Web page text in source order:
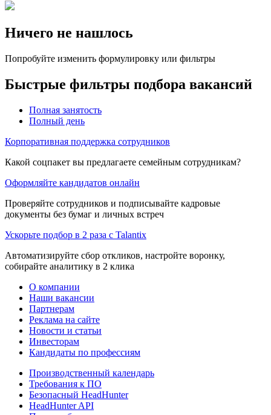
Ничего не нашлось
Попробуйте изменить формулировку или фильтры
Быстрые фильтры подбора вакансий
Полная занятость
Полный день
Корпоративная поддержка сотрудников
Какой соцпакет вы предлагаете семейным сотрудникам?
Оформляйте кандидатов онлайн
Проверяйте сотрудников и подписывайте кадровые
документы без бумаг и личных встреч
Ускорьте подбор в 2 раза с Talantix
Автоматизируйте сбор откликов, настройте воронку,
собирайте аналитику в 2 клика
О компании
Наши вакансии
Партнерам
Реклама на сайте
Новости и статьи
Инвесторам
Кандидаты по профессиям
Производственный календарь
Требования к ПО
Безопасный HeadHunter
HeadHunter API